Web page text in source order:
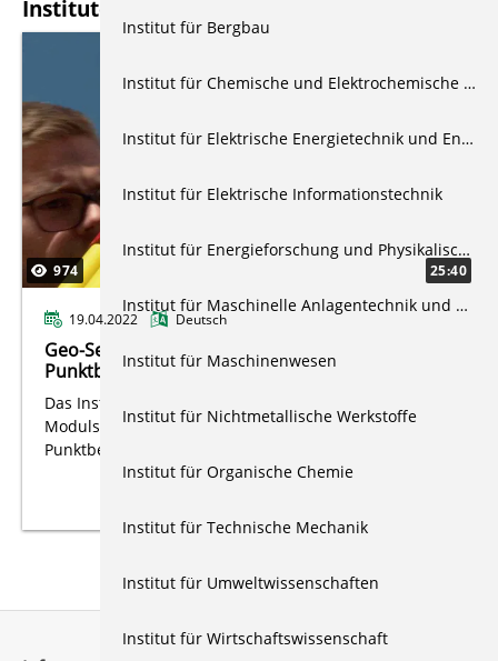
Institute of Geo-Engineering
974 25:40
19.04.2022 Deutsch
Geo-Sensorik und terrestrische
Punktbestimmung
Das Institute of Geo-Engineering stellt im Rahmen des
Moduls Geo-Sensorik und terrestrische
Punktbestimmung kurze Lehrvideos zur Verfügung.
Berichte & DokusInstitut für Bergbau
Institut für Chemische und Elektrochemische Verfahrenstechnik
Institut für Elektrische Energietechnik und Energiesysteme
Institut für Elektrische Informationstechnik
Institut für Energieforschung und Physikalische Technologien
Institut für Maschinelle Anlagentechnik und Betriebsfestigkeit
Institut für Maschinenwesen
Institut für Nichtmetallische Werkstoffe
Institut für Organische Chemie
Institut für Technische Mechanik
Institut für Umweltwissenschaften
Institut für Wirtschaftswissenschaft